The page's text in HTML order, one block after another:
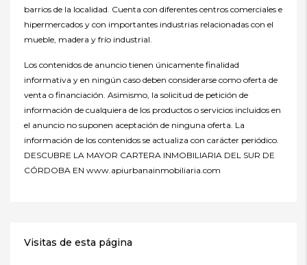
barrios de la localidad. Cuenta con diferentes centros comerciales e
hipermercados y con importantes industrias relacionadas con el
mueble, madera y frío industrial.
Los contenidos de anuncio tienen únicamente finalidad
informativa y en ningún caso deben considerarse como oferta de
venta o financiación. Asimismo, la solicitud de petición de
información de cualquiera de los productos o servicios incluidos en
el anuncio no suponen aceptación de ninguna oferta. La
información de los contenidos se actualiza con carácter periódico.
DESCUBRE LA MAYOR CARTERA INMOBILIARIA DEL SUR DE
CÓRDOBA EN www.apiurbanainmobiliaria.com
Visitas de esta página